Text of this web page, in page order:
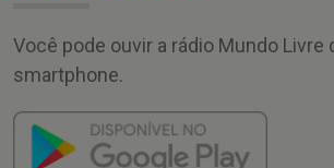
Você pode ouvir a rádio Mundo Livre
smartphone.